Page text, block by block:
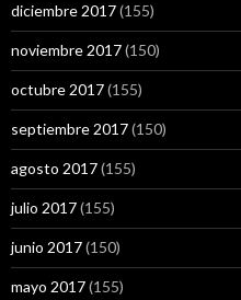
diciembre 2017(155)
noviembre 2017(150)
octubre 2017(155)
septiembre 2017(150)
agosto 2017(155)
julio 2017(155)
junio 2017(150)
mayo 2017(155)